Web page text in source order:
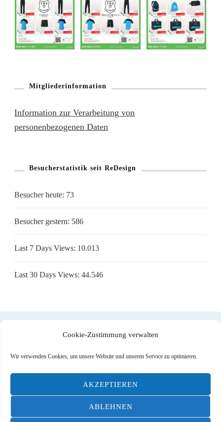
Cookie-Zustimmung verwalten
Wir verwenden Cookies, um unsere Website und unseren Service zu optimieren.
AKZEPTIEREN
ABLEHNEN
Mitgliederinformation
Information zur Verarbeitung von
personenbezogenen Daten
Besucherstatistik seit ReDesign
Besucher heute: 73
Besucher gestern: 586
Last 7 Days Views: 10.013
Last 30 Days Views: 44.546
DOMITO Web & Ad
Blossom Travel | Entwickelt vonBlossom Themes.